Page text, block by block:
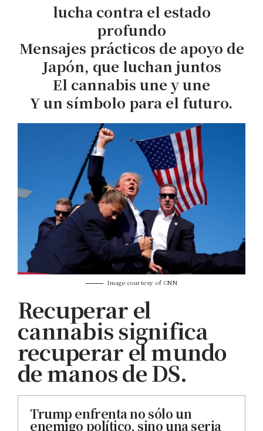
lucha contra el estado
profundo
Mensajes prácticos de apoyo de
Japón, que luchan juntos
El cannabis une y une
Y un símbolo para el futuro.
Image courtesy of CNN
Recuperar el
cannabis significa
recuperar el mundo
de manos de DS.
Trump enfrenta no sólo un
enemigo político, sino una seria